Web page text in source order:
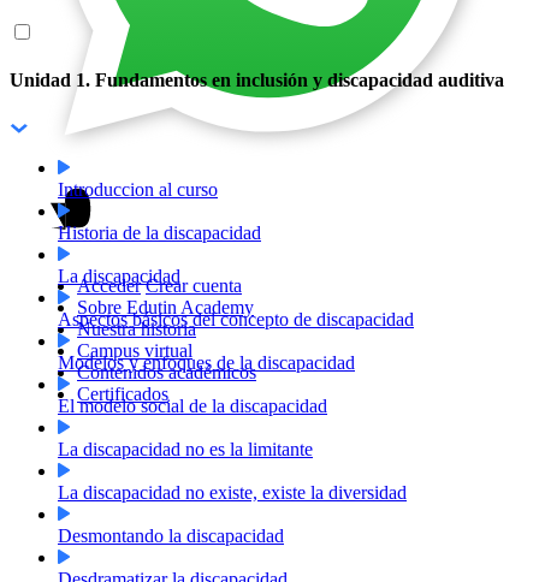
Acceder Crear cuenta
Sobre Edutin Academy
Nuestra historia
Campus virtual
Contenidos académicos
Certificados
Unidad 1. Fundamentos en inclusión y discapacidad auditiva
Introduccion al curso
Historia de la discapacidad
La discapacidad
Aspectos básicos del concepto de discapacidad
Modelos y enfoques de la discapacidad
El modelo social de la discapacidad
La discapacidad no es la limitante
La discapacidad no existe, existe la diversidad
Desmontando la discapacidad